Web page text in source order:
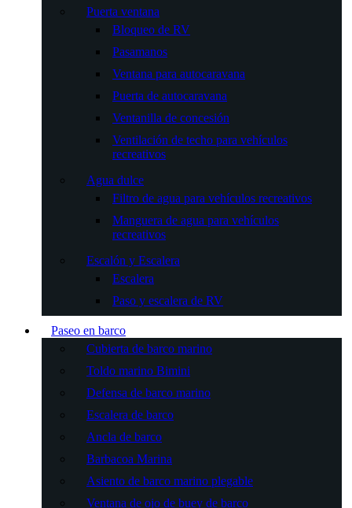
Puerta ventana
Bloqueo de RV
Pasamanos
Ventana para autocaravana
Puerta de autocaravana
Ventanilla de concesión
Ventilación de techo para vehículos
recreativos
Agua dulce
Filtro de agua para vehículos recreativos
Manguera de agua para vehículos
recreativos
Escalón y Escalera
Escalera
Paso y escalera de RV
Paseo en barco
Cubierta de barco marino
Toldo marino Bimini
Defensa de barco marino
Escalera de barco
Ancla de barco
Barbacoa Marina
Asiento de barco marino plegable
Ventana de ojo de buey de barco